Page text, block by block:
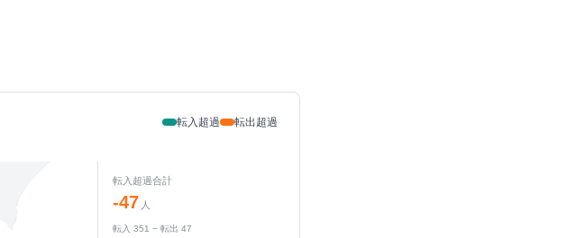
転入超過 転出超過
転入超過合計
-47 人
転入 351 − 転出 47